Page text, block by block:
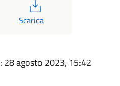
Scarica
: 28 agosto 2023, 15:42